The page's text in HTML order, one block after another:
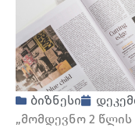
ბიზნესი
„მომდევნო 2